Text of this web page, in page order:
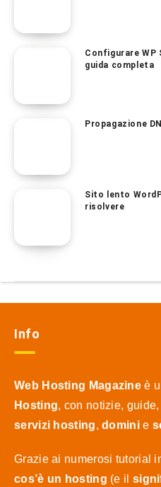
Configurare WP
guida completa
Propagazione
Sito lento
risolvere
Info
Web Hosting Magazine è
Hosting, con notizie,
servizi hosting,dominie
Grazie ai numerosi tutorial
cos’è un hosting (e il